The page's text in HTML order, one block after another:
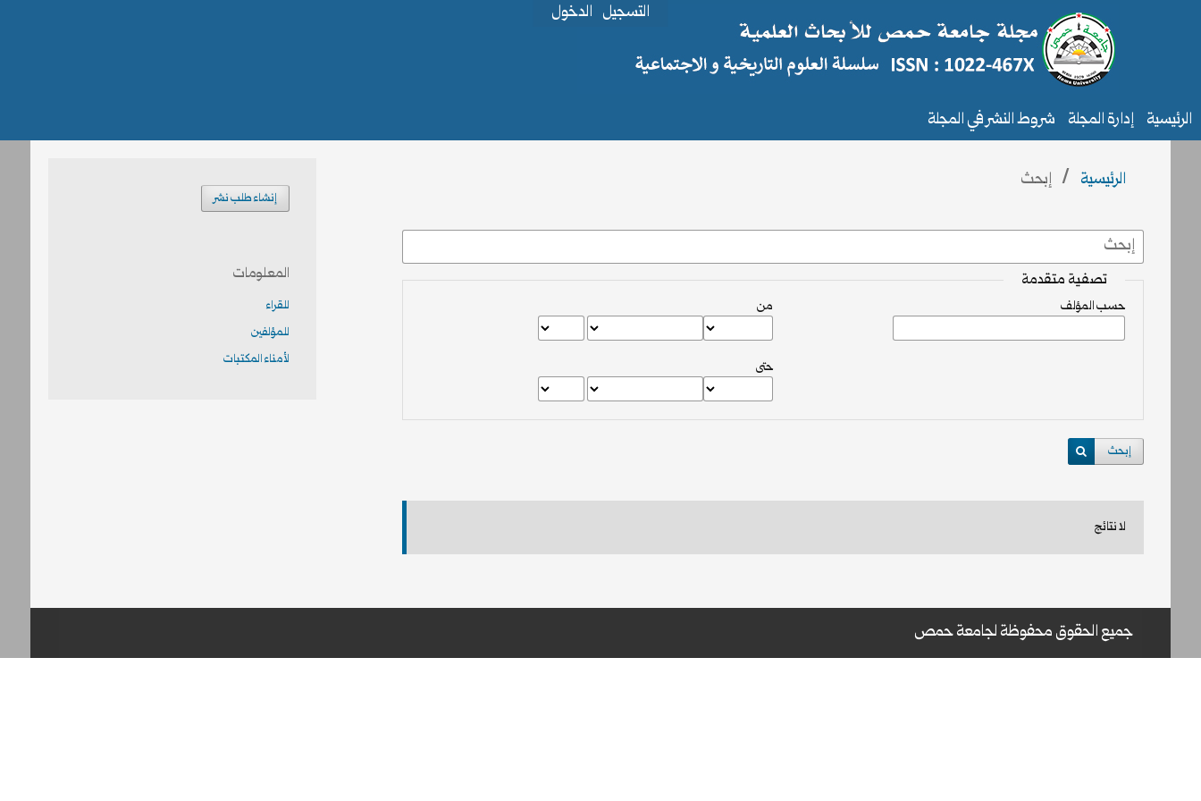
الرئيسية إدارة المجلة شروط النشر في المجلة
التسجيل الدخول
الرئيسية / إبحث
تصفية متقدمة
من
حتى
حسب المؤلف
إبحث
لا نتائج
إنشاء طلب نشر
المعلومات
للقراء
للمؤلفين
لأمناء المكتبات
جميع الحقوق محفوظة لجامعة حمص